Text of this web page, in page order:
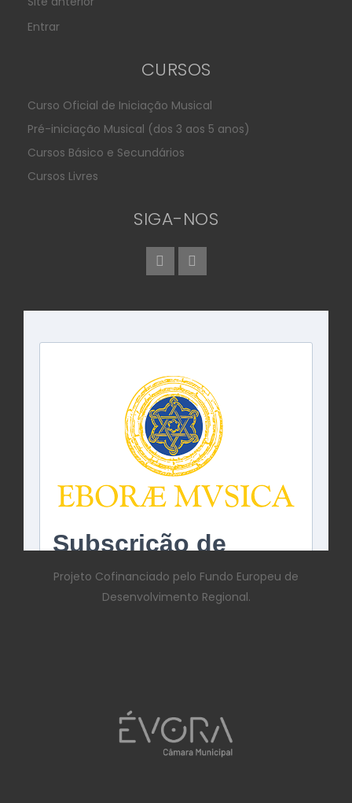
Entrar
CURSOS
Curso Oficial de Iniciação Musical
Pré-iniciação Musical (dos 3 aos 5 anos)
Cursos Básico e Secundários
Cursos Livres
SIGA-NOS
Projeto Cofinanciado pelo Fundo Europeu de
Desenvolvimento Regional.